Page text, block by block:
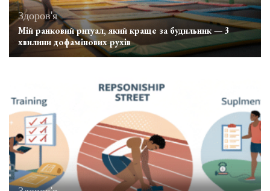
Здоров'я
Мій ранковий ритуал, який краще за будильник — 3
хвилини дофамінових рухів